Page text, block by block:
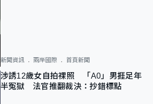
新聞資訊 兩岸國際 首頁新聞
涉誘12歲女自拍祼照 「A0」男捱足年
半冤獄 法官推翻裁決：抄錯標點